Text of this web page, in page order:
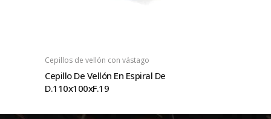
Cepillos de vellón con vástago
Cepillo De Vellón En Espiral De
D.110x100xF.19